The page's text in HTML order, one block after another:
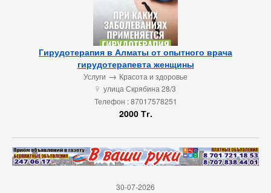
Гирудотерапия в Алматы от опытного врача
гирудотерапевта женщины
Услуги → Красота и здоровье
u улица Скрябина 28/3
Телефон : 87017578251
2000 Тг.
30-07-2026